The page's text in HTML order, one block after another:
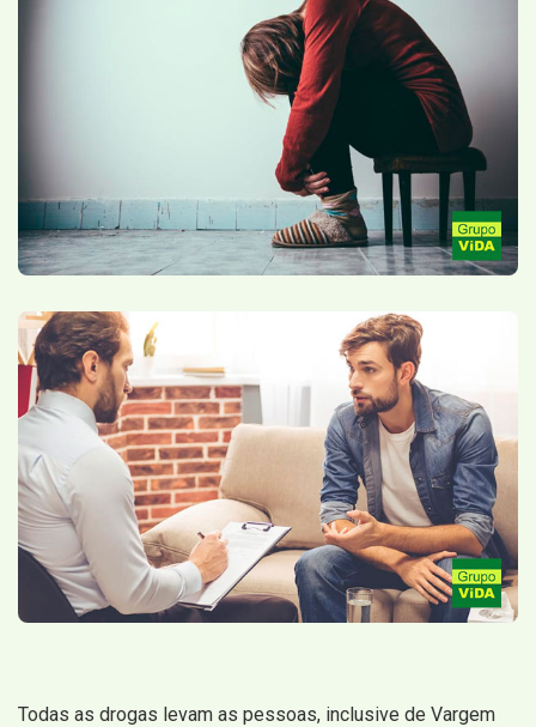
Todas as drogas levam as pessoas, inclusive de Vargem